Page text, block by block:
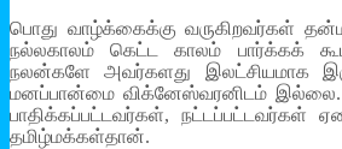
பொது வாழ்க்கைக்கு வருகிறவர்கள்
நல்லகாலம் கெட்ட காலம் பார்க்கக்
நலன்களே அவர்களது இலட்சியமாக
மனப்பான்மை விக்னேஸ்வரனிடம்
பாதிக்கப்பட்டவர்கள், நட்டப்பட்டவர்கள்
தமிழ்மக்கள்தான்.